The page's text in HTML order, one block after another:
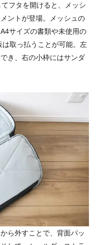
フタを開けると、メッシ
ントが登場。メッシュの
サイズの書類や未使用の
取っ払うことが可能。左
き、右の小枠にはサンダ
ら外すことで、背面パッ